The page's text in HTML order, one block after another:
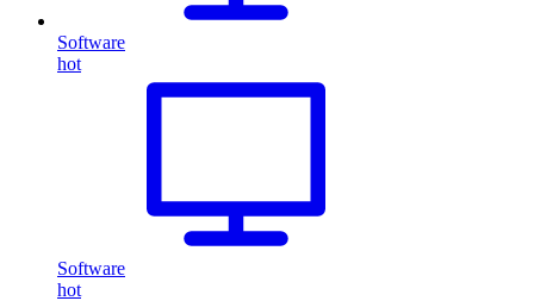
Software
hot
Software
hot